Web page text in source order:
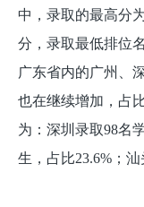
中，录取的最高分
分，录取最低排位
广东省内的广州、
也在继续增加，占
为：深圳录取98名
生，占比23.6%；汕